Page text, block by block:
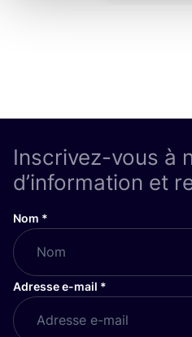
Inscrivez-vous à
d’information et
Nom *
Adresse e-mail *